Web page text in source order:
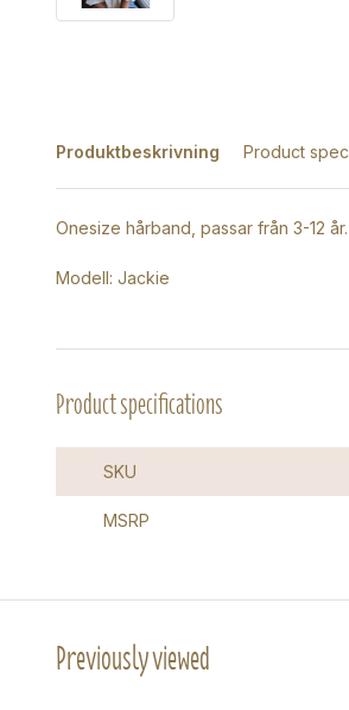
Produktbeskrivning Product
Onesize hårband, passar från 3-12
Modell: Jackie
Product specifications
SKU
MSRP
Previously viewed